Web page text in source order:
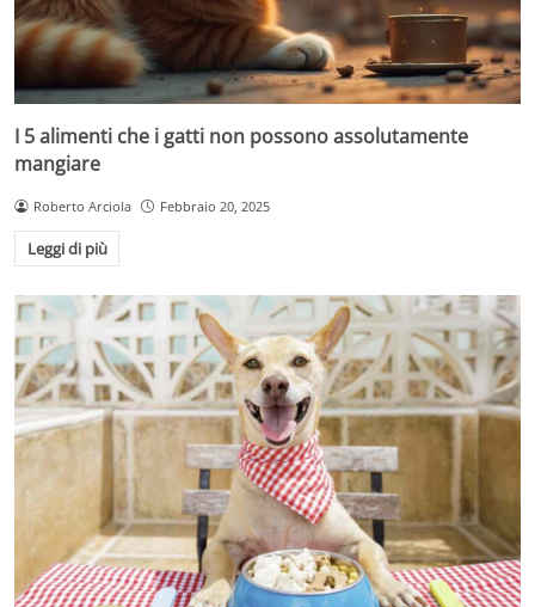
I 5 alimenti che i gatti non possono assolutamente
mangiare
Roberto Arciola Febbraio 20, 2025
Leggi di più